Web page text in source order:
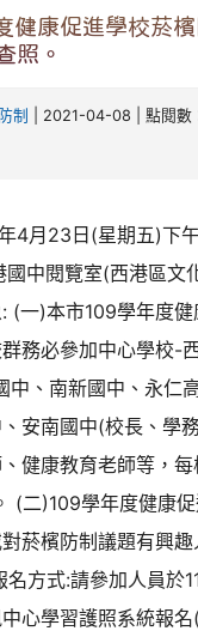
健康促進學校菸
照。
制 | 2021-04-08 | 點閱數
4月23日(星期五)下
國中閱覽室(西港區文
(一)本市109學年度
務必參加中心學校-
中、南新國中、永仁
安南國中(校長、學
健康教育老師等，
(二)109學年度健康
菸檳防制議題有興
名方式:請參加人員於
心學習護照系統報